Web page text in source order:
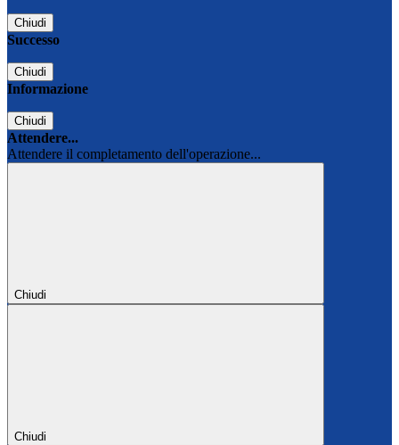
Chiudi
Successo
Chiudi
Informazione
Chiudi
Attendere...
Attendere il completamento dell'operazione...
Chiudi
Chiudi